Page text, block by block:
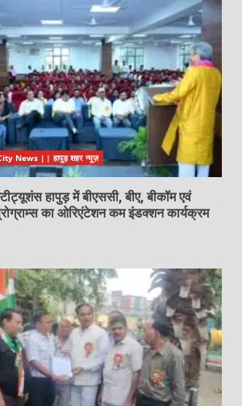
News || हापुड़ शहर न्यूज़
हापुड़ में बीएससी, बीए, बीकॉम एवं
का ओरिएंटेशन कम इंडक्शन कार्यक्रम